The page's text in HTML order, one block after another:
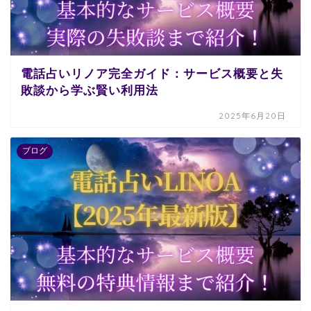
電話占いリノア完全ガイド：サービス概要と失
敗談から学ぶ賢い利用法
2025年6月20日
ブログ